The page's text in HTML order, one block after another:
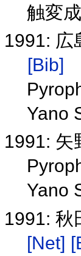
触変
1991: 広
[Bib]
Yano
1991:
Yano
1991: 秋
[Net]